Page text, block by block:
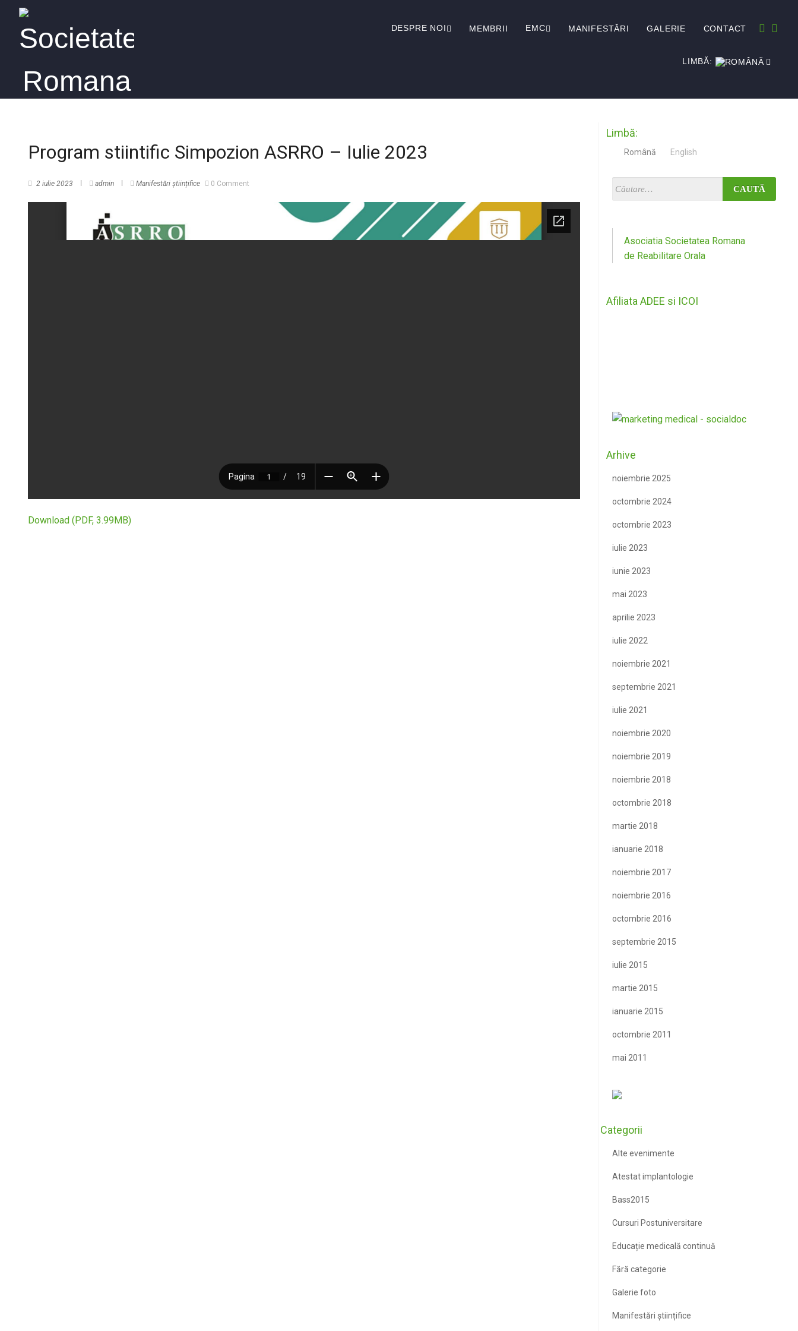
DESPRE NOI MEMBRII EMC MANIFESTĂRI GALERIE CONTACT
LIMBĂ:
Program stiintific Simpozion ASRRO – Iulie 2023
2 iulie 2023 admin Manifestări științifice 0 Comment
Download (PDF, 3.99MB)
Limbă:
Română English
Asociatia Societatea Romana
de Reabilitare Orala
Afiliata ADEE si ICOI
Arhive
noiembrie 2025
octombrie 2024
octombrie 2023
iulie 2023
iunie 2023
mai 2023
aprilie 2023
iulie 2022
noiembrie 2021
septembrie 2021
iulie 2021
noiembrie 2020
noiembrie 2019
noiembrie 2018
octombrie 2018
martie 2018
ianuarie 2018
noiembrie 2017
noiembrie 2016
octombrie 2016
septembrie 2015
iulie 2015
martie 2015
ianuarie 2015
octombrie 2011
mai 2011
Categorii
Alte evenimente
Atestat implantologie
Bass2015
Cursuri Postuniversitare
Educație medicală continuă
Fără categorie
Galerie foto
Manifestări științifice